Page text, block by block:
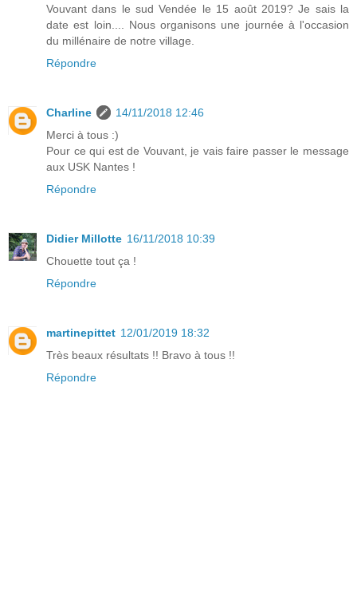
Vouvant dans le sud Vendée le 15 août 2019? Je sais la
date est loin.... Nous organisons une journée à l'occasion
du millénaire de notre village.
Répondre
Charline
14/11/2018 12:46
Merci à tous :)
Pour ce qui est de Vouvant, je vais faire passer le message
aux USK Nantes !
Répondre
Didier Millotte 16/11/2018 10:39
Chouette tout ça !
Répondre
martinepittet 12/01/2019 18:32
Très beaux résultats !! Bravo à tous !!
Répondre